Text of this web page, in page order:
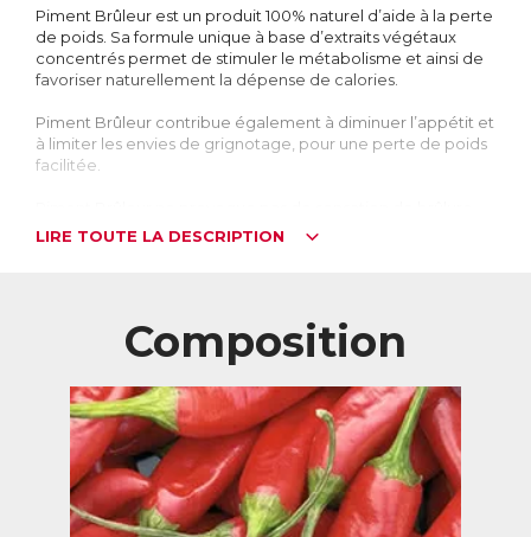
Piment Brûleur est un produit 100% naturel d’aide à la perte
de poids. Sa formule unique à base d’extraits végétaux
concentrés permet de stimuler le métabolisme et ainsi de
favoriser naturellement la dépense de calories.
Piment Brûleur contribue également à diminuer l’appétit et
à limiter les envies de grignotage, pour une perte de poids
facilitée.
en bouche, ni dans l’estomac.
doute pourquoi 67% des femmes et 50% des hommes
déclarent vouloir maigrir. Pourtant, 4 personnes sur 5
reprennent du poids après un régime.
C’est le fameux « effet yoyo » : soumis à un régime qui le
prive, l’organisme se met à stocker, et le retour à une
alimentation normale entraîne une reprise de poids
équivalente, voire supérieure à ce qui avait été perdu.
Pour perdre du poids, il faut que l’organisme brûle plus de
LIRE TOUTE LA DESCRIPTION
Composition